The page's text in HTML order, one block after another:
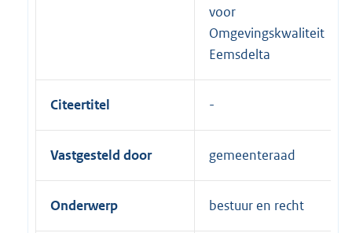
voor
Omgevingskwaliteit
Eemsdelta
Citeertitel
Vastgesteld door gemeenteraad
Onderwerp bestuur en recht